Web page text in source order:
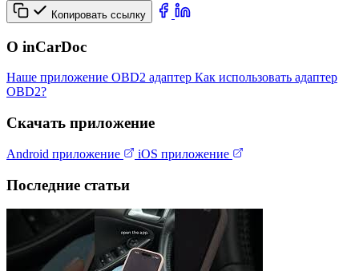
Копировать ссылку
О inCarDoc
Наше приложение OBD2 адаптер Как использовать адаптер
OBD2?
Скачать приложение
Android приложение iOS приложение
Последние статьи